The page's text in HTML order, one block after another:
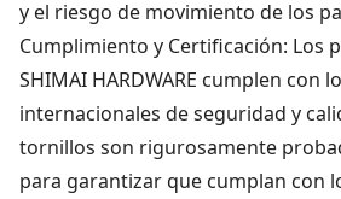
y el riesgo de movimiento de los
Cumplimiento y Certificación: Los
SHIMAI HARDWARE cumplen con
internacionales de seguridad y
tornillos son rigurosamente
para garantizar que cumplan con